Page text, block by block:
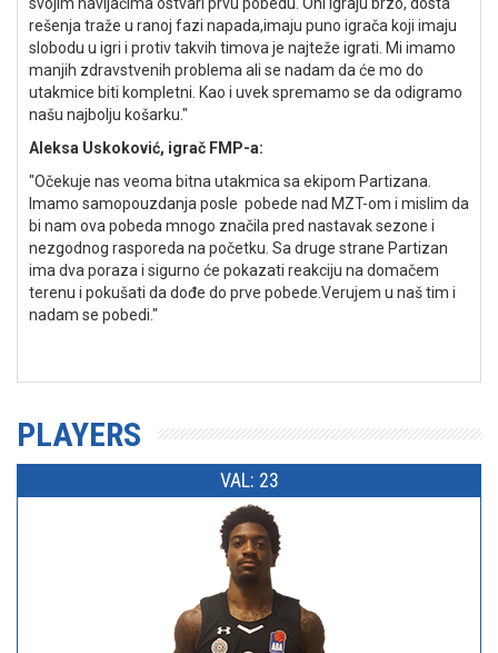
rešenja traže u ranoj fazi napada,imaju puno igrača koji imaju
slobodu u igri i protiv takvih timova je najteže igrati. Mi imamo
manjih zdravstvenih problema ali se nadam da će mo do
utakmice biti kompletni. Kao i uvek spremamo se da odigramo
našu najbolju košarku."
Aleksa Uskoković, igrač FMP-a:
"Očekuje nas veoma bitna utakmica sa ekipom Partizana.
Imamo samopouzdanja posle pobede nad MZT-om i mislim da
bi nam ova pobeda mnogo značila pred nastavak sezone i
nezgodnog rasporeda na početku. Sa druge strane Partizan
ima dva poraza i sigurno će pokazati reakciju na domačem
terenu i pokušati da dođe do prve pobede.Verujem u naš tim i
nadam se pobedi."
PLAYERS
VAL: 23